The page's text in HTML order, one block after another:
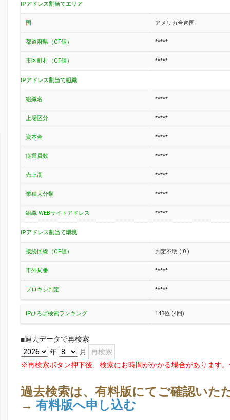
IPアドレス割当てエリア
国 アメリカ合衆国
都道府県（CF値） *****
市区町村（CF値） *****
IPアドレス割当て組織
組織名 *****
上場区分 *****
資本金 *****
従業員数 *****
売上高 *****
業種大分類 *****
組織 WEBサイトアドレス *****
IPアドレス割当て環境
接続回線（CF値） 判定不明 ( 0 )
市外局番 *****
プロキシ判定 *****
IPひろば検索ランキング 143位 (4回)
■過去データで再検索
年
月
※再検索ボタン押下後、検索にお時間がかかる場合があります
過去検索は、有料版にてご確認いた
→ 有料版へ申し込む